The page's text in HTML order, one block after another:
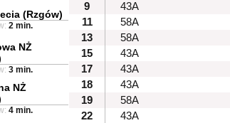
9
43A
11
58A
13
58A
15
43A
17
43A
18
43A
19
58A
22
43A
(Rzgów)
2 min.
NŻ
3 min.
NŻ
4 min.